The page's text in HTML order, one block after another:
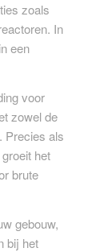
zoals
In
een
voor
zowel de
Precies als
het
brute
gebouw,
bij het